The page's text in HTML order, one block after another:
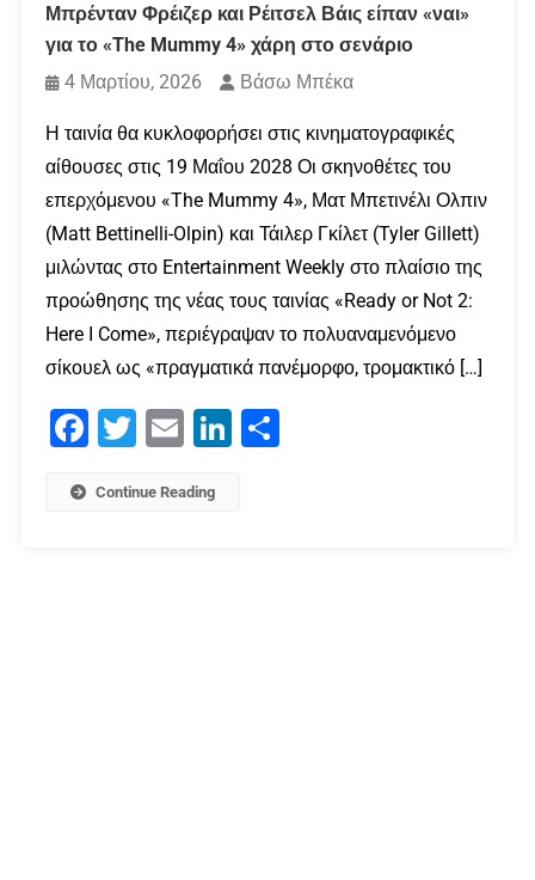
Μπρένταν Φρέιζερ και Ρέιτσελ Βάις είπαν «ναι»
για το «The Mummy 4» χάρη στο σενάριο
4 Μαρτίου, 2026
Βάσω Μπέκα
Η ταινία θα κυκλοφορήσει στις κινηματογραφικές
αίθουσες στις 19 Μαΐου 2028 Οι σκηνοθέτες του
επερχόμενου «The Mummy 4», Ματ Μπετινέλι Ολπιν
(Matt Bettinelli-Olpin) και Τάιλερ Γκίλετ (Tyler Gillett)
μιλώντας στο Entertainment Weekly στο πλαίσιο της
προώθησης της νέας τους ταινίας «Ready or Not 2:
Here I Come», περιέγραψαν το πολυαναμενόμενο
σίκουελ ως «πραγματικά πανέμορφο, τρομακτικό […]
Facebook
Twitter Email LinkedIn
Continue Reading